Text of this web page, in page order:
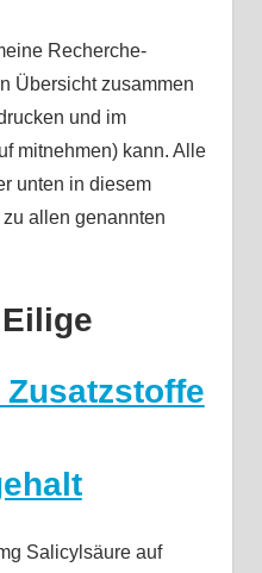
Recherche-
Übersicht zusammen
und im
mitnehmen) kann. Alle
unten in diesem
allen genannten
Salicylsäure auf